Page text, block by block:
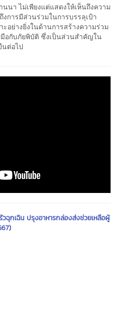
นา ไม่เพียงแต่แสดงให้เห็นถึงความ
การมีส่วนร่วมในการบรรลุเป้า
อย่างยิ่งในด้านการสร้างความร่วม
อกับภัยพิบัติ ซึ่งเป็นส่วนสำคัญใน
นต่อไป
วฉุกเฉิน ปรุงอาหารกล่องส่งช่วยเหลือผู้